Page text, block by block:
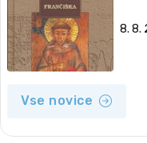
8. 8.
Vse novice